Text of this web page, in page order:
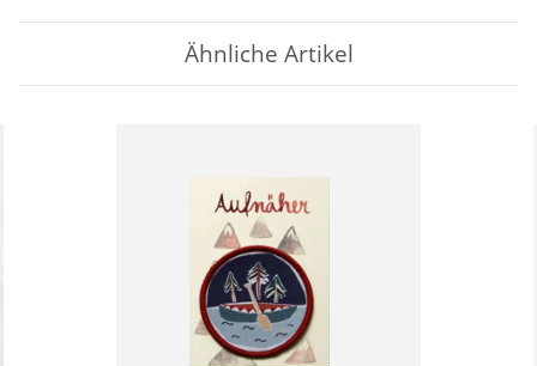
Ähnliche Artikel